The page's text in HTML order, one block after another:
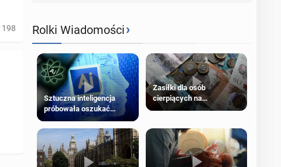
198 Rolki Wiadomości›
Sztuczna inteligencja
próbowała oszukać
człowieka
Zasiłki dla osób
cierpiących na
schorzenia psychiczne